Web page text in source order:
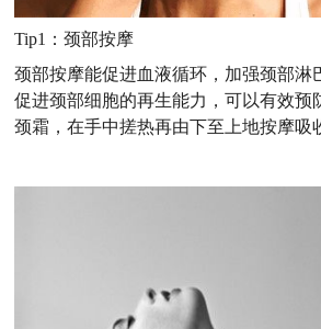
Tip1 ：颈部按摩
颈部按摩能促进血液循环，加强颈部淋
促进颈部细胞的再生能力，可以有效预
颈霜，在手中搓热再由下至上地按摩吸